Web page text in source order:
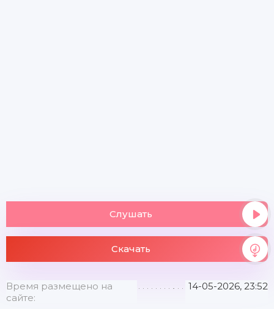
Слушать
Скачать
Время размещено на
сайте:
14-05-2026, 23:52